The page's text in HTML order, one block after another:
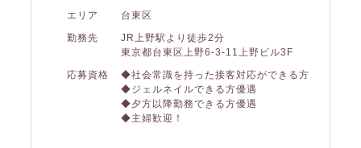
エリア
台東区
勤務先
JR上野駅より徒歩2分
東京都台東区上野6-3-11上野ビル3F
応募資格
◆社会常識を持った接客対応ができる方
◆ジェルネイルできる方優遇
◆夕方以降勤務できる方優遇
◆主婦歓迎！